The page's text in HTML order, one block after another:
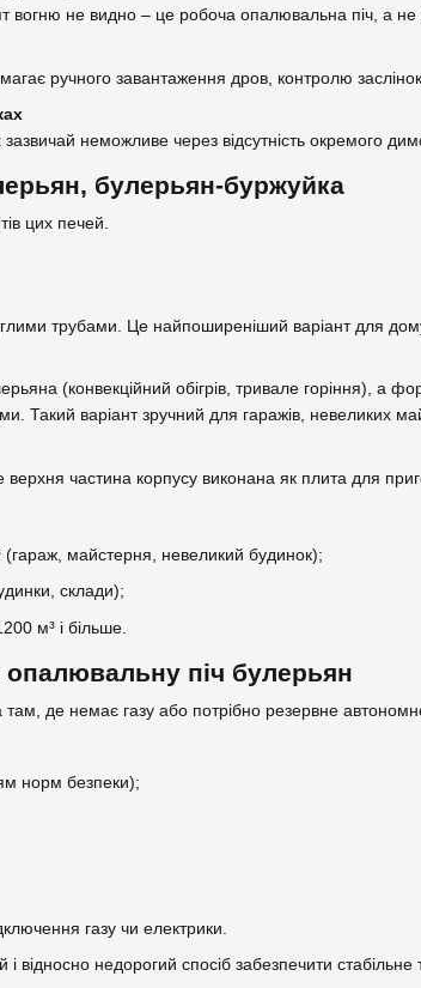
вогню не видно – це робоча опалювальна піч, а не
ручного завантаження дров, контролю
неможливе через відсутність окремого
булерьян-буржуйка
цих печей.
трубами. Це найпоширеніший варіант для
(конвекційний обігрів, тривале горіння), а
Такий варіант зручний для гаражів, невеликих
верхня частина корпусу виконана як плита для
майстерня, невеликий будинок);
склади);
м³ і більше.
опалювальну піч булерьян
де немає газу або потрібно резервне
норм безпеки);
газу чи електрики.
відносно недорогий спосіб забезпечити